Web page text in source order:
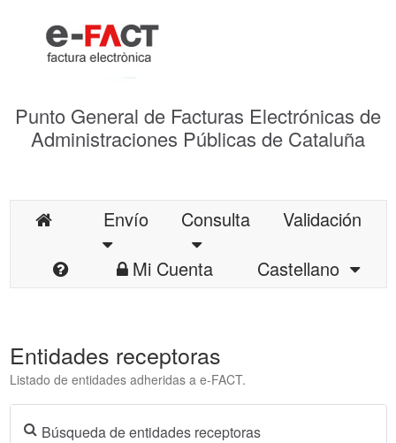
Punto General de Facturas Electrónicas de
Administraciones Públicas de Cataluña
Envío Consulta
Validación
Mi Cuenta
Castellano
Entidades receptoras
Listado de entidades adheridas a e-FACT.
Búsqueda de entidades receptoras